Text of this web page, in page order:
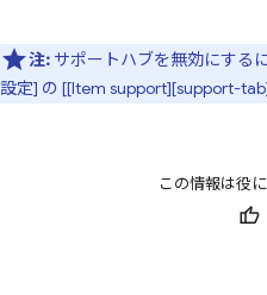
注: サポートハブを無効にする
設定] の [[Item support][support-
この情報は役